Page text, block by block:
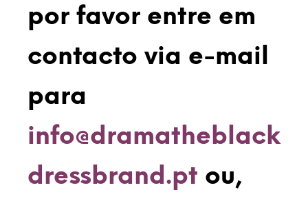
por favor entre em
contacto via e-mail
para
info@dramatheblack
dressbrand.pt ou,